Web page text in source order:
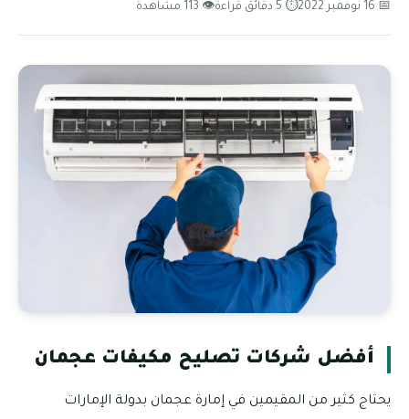
📅 16 نوفمبر 2022 ⏱ 5 دقائق قراءة 👁 113 مشاهدة
أفضل شركات تصليح مكيفات عجمان
يحتاج كثير من المقيمين في إمارة عجمان بدولة الإمارات